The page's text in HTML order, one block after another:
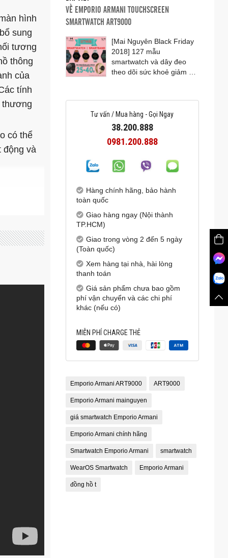
hình
sung
tương
thông
của
tính
thương
có thể
động và
VỀ EMPORIO ARMANI TOUCHSCREEN
SMARTWATCH ART9000
[Mai Nguyên Black Friday
2018] 127 mẫu
smartwatch và dây đeo
theo dõi sức khoẻ giảm giá
Tư vấn / Mua hàng - Gọi Ngay
38.200.888
0981.200.888
Hàng chính hãng, bảo hành
toàn quốc
Giao hàng ngay (Nội thành
TP.HCM)
Giao trong vòng 2 đến 5 ngày
(Toàn quốc)
Xem hàng tại nhà, hài lòng
thanh toán
Giá sản phẩm chưa bao gồm
phí vận chuyển và các chi phí
khác (nếu có)
MIỄN PHÍ CHARGE THẺ
Emporio Armani ART9000 ART9000
Emporio Armani mainguyen
giá smartwatch Emporio Armani
Emporio Armani chính hãng
Smartwatch Emporio Armani smartwatch
WearOS Smartwatch Emporio Armani
đồng hồ t